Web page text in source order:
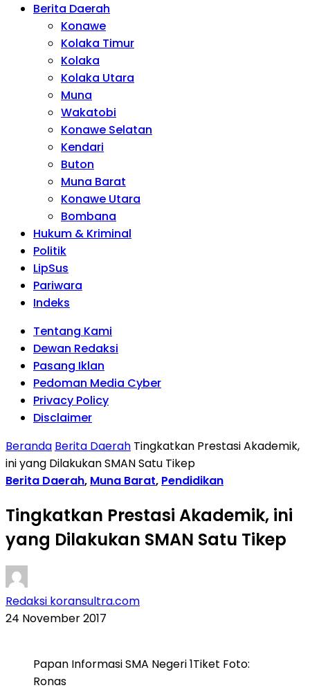
Berita Daerah
Konawe
Kolaka Timur
Kolaka
Kolaka Utara
Muna
Wakatobi
Konawe Selatan
Kendari
Buton
Muna Barat
Konawe Utara
Bombana
Hukum & Kriminal
Politik
LipSus
Pariwara
Indeks
Tentang Kami
Dewan Redaksi
Pasang Iklan
Pedoman Media Cyber
Privacy Policy
Disclaimer
Beranda Berita Daerah Tingkatkan Prestasi Akademik,
ini yang Dilakukan SMAN Satu Tikep
Berita Daerah, Muna Barat, Pendidikan
Tingkatkan Prestasi Akademik, ini
yang Dilakukan SMAN Satu Tikep
Redaksi koransultra.com
24 November 2017
Papan Informasi SMA Negeri 1Tiket Foto:
Ronas